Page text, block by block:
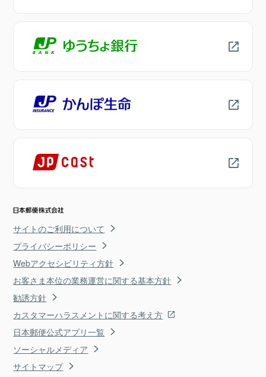
サイトのご利用について
プライバシーポリシー
Webアクセシビリティ方針
お客さま本位の業務運営に関する基本方針
勧誘方針
カスタマーハラスメントに関する考え方
日本郵便公式アプリ一覧
ソーシャルメディア
サイトマップ